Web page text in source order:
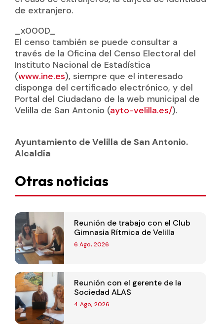
de extranjero.
_x000D_
El censo también se puede consultar a
través de la Oficina del Censo Electoral del
Instituto Nacional de Estadística
(www.ine.es), siempre que el interesado
disponga del certificado electrónico, y del
Portal del Ciudadano de la web municipal de
Velilla de San Antonio (ayto-velilla.es/).
Ayuntamiento de Velilla de San Antonio.
Alcaldía
Otras noticias
Reunión de trabajo con el Club
Gimnasia Rítmica de Velilla
6 Ago, 2026
Reunión con el gerente de la
Sociedad ALAS
4 Ago, 2026